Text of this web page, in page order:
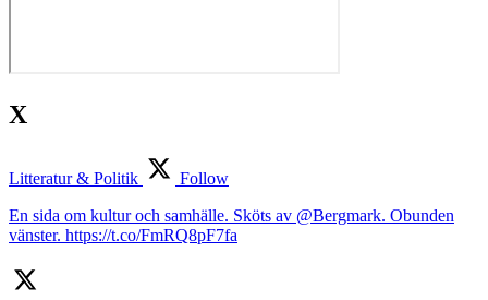
X
Litteratur & Politik
Follow
En sida om kultur och samhälle. Sköts av @Bergmark. Obunden
vänster. https://t.co/FmRQ8pF7fa